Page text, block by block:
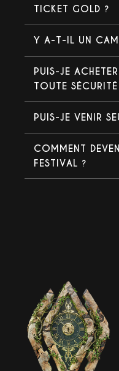
TICKET GOLD ?
Y A-T-IL UN
PUIS-JE
TOUTE
PUIS-JE VENIR
COMMENT
FESTIVAL ?